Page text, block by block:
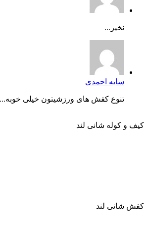
نخیر...
سایه احمدی
تنوع کفش های ورزشیتون خیلی خوبه...
کیف و کوله شانی لند
کفش شانی لند